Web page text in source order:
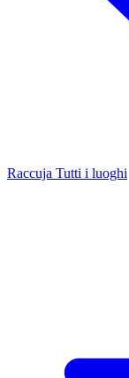
Raccuja Tutti i luoghi